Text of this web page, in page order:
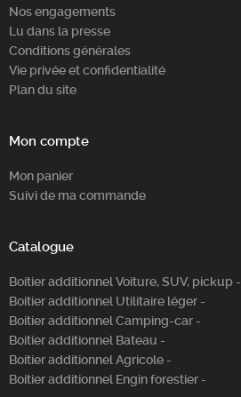
Nos engagements
Lu dans la presse
Conditions générales
Vie privée et confidentialité
Plan du site
Mon compte
Mon panier
Suivi de ma commande
Catalogue
Boitier additionnel Voiture, SUV, pickup -
Boitier additionnel Utilitaire léger -
Boitier additionnel Camping-car -
Boitier additionnel Bateau -
Boitier additionnel Agricole -
Boitier additionnel Engin forestier -